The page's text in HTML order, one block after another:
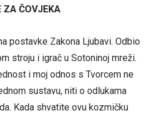
ZA ČOVJEKA
postavke Zakona Ljubavi. Odbio
stroju i igrač u Sotoninoj mreži.
i moj odnos s Tvorcem ne
sustavu, niti o odlukama
Kada shvatite ovu kozmičku